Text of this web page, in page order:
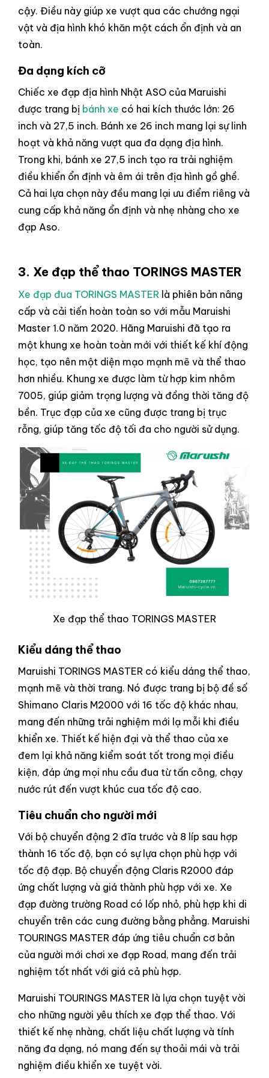
cậy. Điều này giúp xe vượt qua các chướng ngại
vật và địa hình khó khăn một cách ổn định và an
toàn.
Đa dạng kích cỡ
Chiếc xe đạp địa hình Nhật ASO của Maruishi
được trang bị bánh xe có hai kích thước lớn: 26
inch và 27,5 inch. Bánh xe 26 inch mang lại sự linh
hoạt và khả năng vượt qua đa dạng địa hình.
Trong khi, bánh xe 27,5 inch tạo ra trải nghiệm
điều khiển ổn định và êm ái trên địa hình gồ ghề.
Cả hai lựa chọn này đều mang lại ưu điểm riêng và
cung cấp khả năng ổn định và nhẹ nhàng cho xe
đạp Aso.
3. Xe đạp thể thao TORINGS MASTER
Xe đạp đua TORINGS MASTER là phiên bản nâng
cấp và cải tiến hoàn toàn so với mẫu Maruishi
Master 1.0 năm 2020. Hãng Maruishi đã tạo ra
một khung xe hoàn toàn mới với thiết kế khí động
học, tạo nên một diện mạo mạnh mẽ và thể thao
hơn nhiều. Khung xe được làm từ hợp kim nhôm
7005, giúp giảm trọng lượng và đồng thời tăng độ
bền. Trục đạp của xe cũng được trang bị trục
rỗng, giúp tăng tốc độ tối đa cho người sử dụng.
Xe đạp thể thao TORINGS MASTER
Kiểu dáng thể thao
Maruishi TORINGS MASTER có kiểu dáng thể thao,
mạnh mẽ và thời trang. Nó được trang bị bộ đề số
Shimano Claris M2000 với 16 tốc độ khác nhau,
mang đến những trải nghiệm mới lạ mỗi khi điều
khiển xe. Thiết kế hiện đại và thể thao của xe
đem lại khả năng kiểm soát tốt trong mọi điều
kiện, đáp ứng mọi nhu cầu đua từ tấn công, chạy
nước rút đến vượt khúc cua tốc độ cao.
Tiêu chuẩn cho người mới
Với bộ chuyển động 2 đĩa trước và 8 líp sau hợp
thành 16 tốc độ, bạn có sự lựa chọn phù hợp với
tốc độ đạp. Bộ chuyển động Claris R2000 đáp
ứng chất lượng và giá thành phù hợp với xe. Xe
đạp đường trường Road có lốp nhỏ, phù hợp khi di
chuyển trên các cung đường bằng phẳng. Maruishi
TOURINGS MASTER đáp ứng tiêu chuẩn cơ bản
của người mới chơi xe đạp Road, mang đến trải
nghiệm tốt nhất với giá cả phù hợp.
Maruishi TOURINGS MASTER là lựa chọn tuyệt vời
cho những người yêu thích xe đạp thể thao. Với
thiết kế nhẹ nhàng, chất liệu chất lượng và tính
năng đa dạng, nó mang đến sự thoải mái và trải
nghiệm điều khiển xe tuyệt vời.